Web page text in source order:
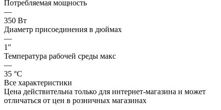
Потребляемая мощность
—
350 Вт
Диаметр присоединения в дюймах
—
1″
Температура рабочей среды макс
—
35 °С
Все характеристики
Цена действительна только для интернет-магазина и может
отличаться от цен в розничных магазинах